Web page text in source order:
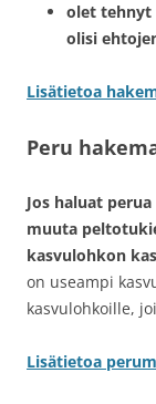
olet tehnyt
olisi
Lisätietoa
Peru
Jos haluat
muuta
kasvulohkon
on useampi
kasvulohkoille,
Lisätietoa